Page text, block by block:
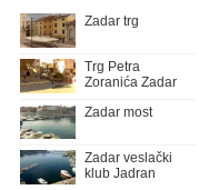
Zadar trg
Trg Petra
Zoranića Zadar
Zadar most
Zadar veslački
klub Jadran